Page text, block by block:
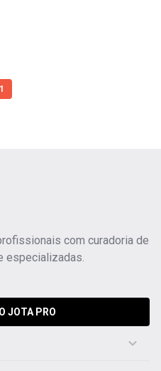
1
com curadoria de
especializadas.
JOTA PRO